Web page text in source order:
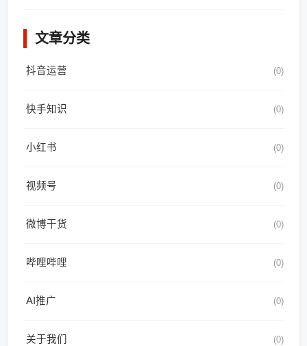
文章分类
抖音运营 (0)
快手知识 (0)
小红书 (0)
视频号 (0)
微博干货 (0)
哔哩哔哩 (0)
AI推广 (0)
关于我们 (0)